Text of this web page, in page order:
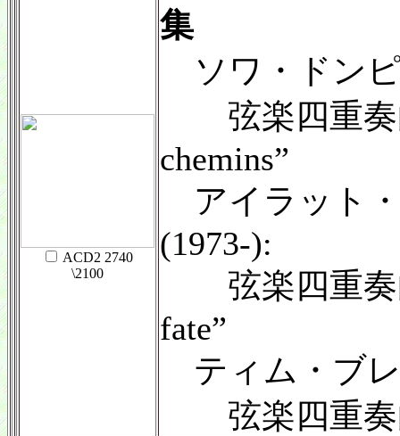
ACD2 2740
\2100
集
ソワ・ドンピ
弦楽四重奏
chemins”
アイラット
(1973-):
弦楽四重奏
fate”
ティム・ブ
弦楽四重奏